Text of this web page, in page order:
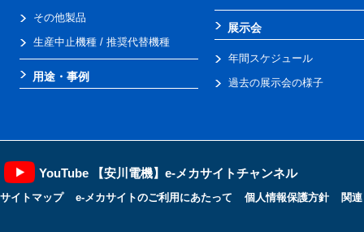
その他製品
生産中止機種 / 推奨代替機種
用途・事例
展示会
年間スケジュール
過去の展示会の様子
YouTube 【安川電機】e-メカサイトチャンネル
サイトマップ e-メカサイトのご利用にあたって 個人情報保護方針 関